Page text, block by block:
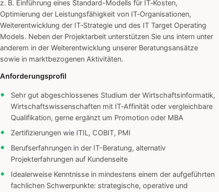
z. B. Einführung eines Standard-Modells für IT‑Kosten,
Optimierung der Leistungsfähigkeit von IT‑Organisationen,
Weiterentwicklung der IT‑Strategie und des IT Target Operating
Models. Neben der Projektarbeit unterstützen Sie uns intern unter
anderem in der Weiterentwicklung unserer Beratungsansätze
sowie in marktbezogenen Aktivitäten.
Anforderungsprofil
Sehr gut abgeschlossenes Studium der Wirtschaftsinformatik,
Wirtschaftswissenschaften mit IT‑Affinität oder vergleichbare
Qualifikation, gerne ergänzt um Promotion oder MBA
Zertifizierungen wie ITIL, COBIT, PMI
Berufserfahrungen in der IT-Beratung, alternativ
Projekterfahrungen auf Kundenseite
Idealerweise Kenntnisse in mindestens einem der aufgeführten
fachlichen Schwerpunkte: strategische, operative und